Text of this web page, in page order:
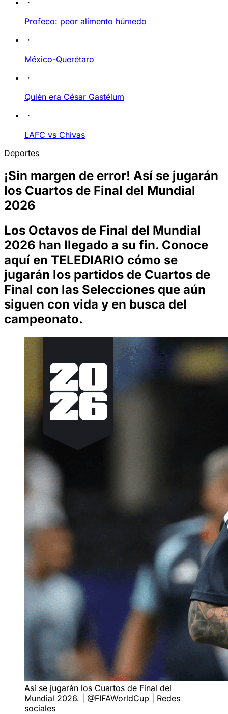
Profeco: peor alimento húmedo
México-Querétaro
Quién era César Gastélum
LAFC vs Chivas
Deportes
¡Sin margen de error! Así se jugarán
los Cuartos de Final del Mundial
2026
Los Octavos de Final del Mundial
2026 han llegado a su fin. Conoce
aquí en TELEDIARIO cómo se
jugarán los partidos de Cuartos de
Final con las Selecciones que aún
siguen con vida y en busca del
campeonato.
Así se jugarán los Cuartos de Final del
Mundial 2026. | @FIFAWorldCup | Redes
sociales